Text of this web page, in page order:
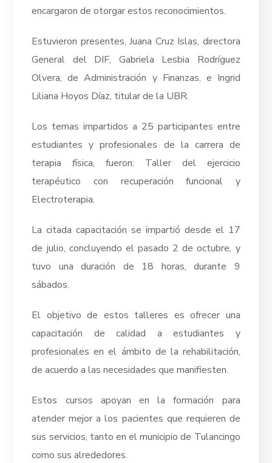
encargaron de otorgar estos reconocimientos.
Estuvieron presentes, Juana Cruz Islas, directora
General del DIF, Gabriela Lesbia Rodríguez
Olvera, de Administración y Finanzas, e Ingrid
Liliana Hoyos Díaz, titular de la UBR.
Los temas impartidos a 25 participantes entre
estudiantes y profesionales de la carrera de
terapia física, fueron: Taller del ejercicio
terapéutico con recuperación funcional y
Electroterapia.
La citada capacitación se impartió desde el 17
de julio, concluyendo el pasado 2 de octubre, y
tuvo una duración de 18 horas, durante 9
sábados.
El objetivo de estos talleres es ofrecer una
capacitación de calidad a estudiantes y
profesionales en el ámbito de la rehabilitación,
de acuerdo a las necesidades que manifiesten.
Estos cursos apoyan en la formación para
atender mejor a los pacientes que requieren de
sus servicios, tanto en el municipio de Tulancingo
como sus alrededores.